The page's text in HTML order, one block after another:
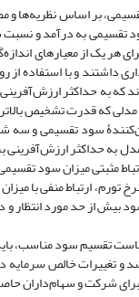
بر اساس نظریه‌ها
به درآمد و نسبت
هر یک از معیارهای
داشتند و با استفاده
که به حداکثر
که قدرت تشخیص
با استفاده از ۳۶ متغیر مستقل
شد. این مدل به
مثبتی میزان سود
ارتباط منفی با
تقسیم سود مناسب،
تغییرات خالص سرمایه
برای شرکت و سهام‌داران